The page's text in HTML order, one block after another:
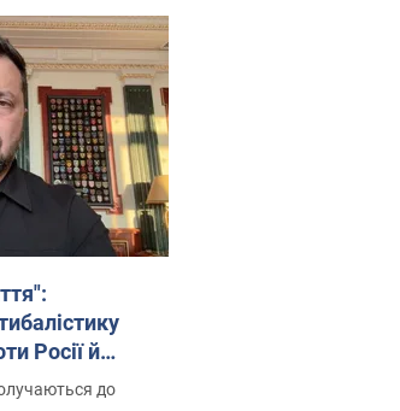
Росії й
Відео
до